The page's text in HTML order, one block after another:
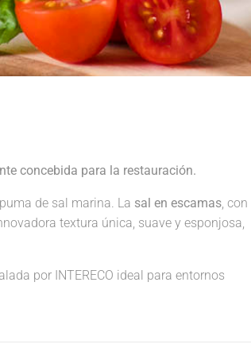
concebida para la restauración.
de sal marina. La sal en escamas, con
textura única, suave y esponjosa,
por INTERECO ideal para entornos